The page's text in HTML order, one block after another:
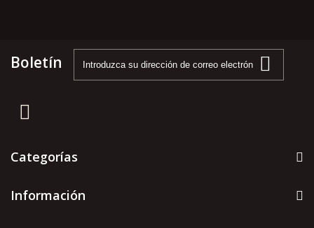
Boletín
Categorías
Información